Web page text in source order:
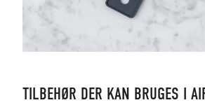
TILBEHØR DER KAN BRUGES I